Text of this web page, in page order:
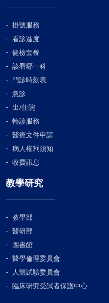
掛號服務
看診進度
健檢套餐
該看哪一科
門診時刻表
急診
出/住院
轉診服務
醫療文件申請
病人權利須知
收費訊息
教學研究
教學部
醫研部
圖書館
醫學倫理委員會
人體試驗委員會
臨床研究受試者保護中心